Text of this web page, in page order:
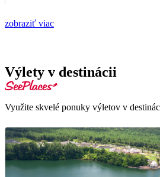
zobraziť viac
Výlety v destinácii
Využite skvelé ponuky výletov v